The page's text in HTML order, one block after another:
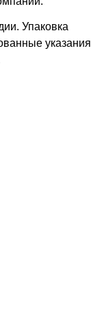
Упаковка
указания